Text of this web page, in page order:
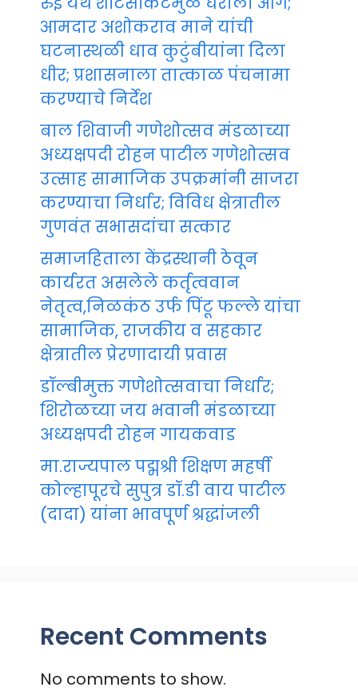
आमदार अशोकराव माने यांची
घटनास्थळी धाव कुटुंबीयांना दिला
धीर; प्रशासनाला तात्काळ पंचनामा
करण्याचे निर्देश
बाल शिवाजी गणेशोत्सव मंडळाच्या
अध्यक्षपदी रोहन पाटील गणेशोत्सव
उत्साह सामाजिक उपक्रमांनी साजरा
करण्याचा निर्धार; विविध क्षेत्रातील
गुणवंत सभासदांचा सत्कार
समाजहिताला केंद्रस्थानी ठेवून
कार्यरत असलेले कर्तृत्ववान
नेतृत्व,निळकंठ उर्फ पिंटू फल्ले यांचा
सामाजिक, राजकीय व सहकार
क्षेत्रातील प्रेरणादायी प्रवास
डॉल्बीमुक्त गणेशोत्सवाचा निर्धार;
शिरोळच्या जय भवानी मंडळाच्या
अध्यक्षपदी रोहन गायकवाड
मा.राज्यपाल पद्मश्री शिक्षण महर्षी
कोल्हापूरचे सुपुत्र डॉ.डी वाय पाटील
(दादा) यांना भावपूर्ण श्रद्धांजली
Recent Comments
No comments to show.